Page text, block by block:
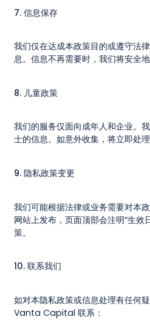
7. 信息保存
我们仅在达成本政策目的或遵守法
息。信息不再需要时，我们将安全地
8. 儿童政策
我们的服务仅面向成年人和企业。
士的信息。如意外收集，将立即处理
9. 隐私政策变更
我们可能根据法律或业务需要对本
网站上发布，页面顶部会注明“生效
策。
10. 联系我们
如对本隐私政策或信息处理有任何
Vanta Capital 联系：